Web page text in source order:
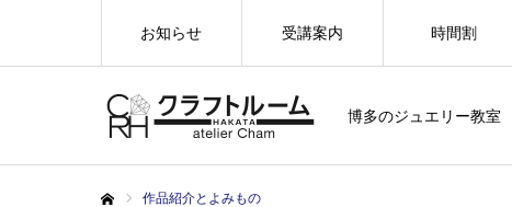
博多のジュエリー教室
お知らせ 受講案内 時間割
作品紹介とよみもの